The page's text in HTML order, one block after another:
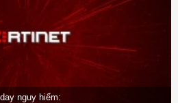
nguy hiểm: